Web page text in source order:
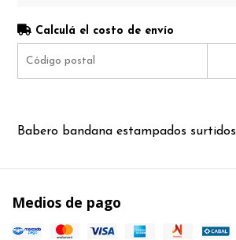
Calculá el costo de envío
Babero bandana estampados surtidos
Medios de pago